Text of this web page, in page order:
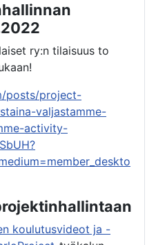
ry:n tilaisuus to
posts/project-
valjastamme-
activity-
koulutusvideot ja -